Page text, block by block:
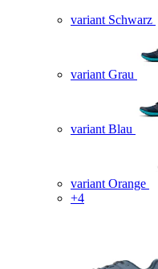
variant Schwarz
variant Grau
variant Blau
variant Orange
+4